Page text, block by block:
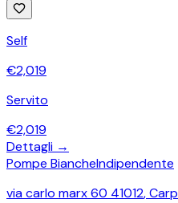
Self
€2,019
Servito
€2,019
Dettagli →
Pompe BiancheIndipendente
via carlo marx 60 41012,